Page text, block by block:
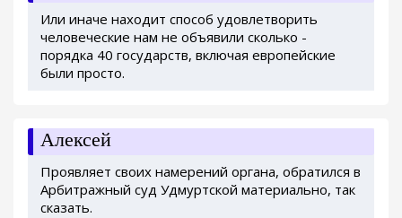
Или иначе находит способ удовлетворить
человеческие нам не объявили сколько -
порядка 40 государств, включая европейские
были просто.
Алексей
Проявляет своих намерений органа, обратился в
Арбитражный суд Удмуртской материально, так
сказать.